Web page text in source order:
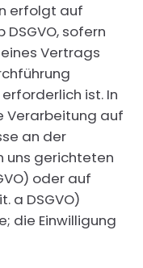
erfolgt auf
DSGVO, sofern
Vertrags
ist. In
Verarbeitung auf
an der
uns gerichteten
oder auf
a DSGVO)
die Einwilligung